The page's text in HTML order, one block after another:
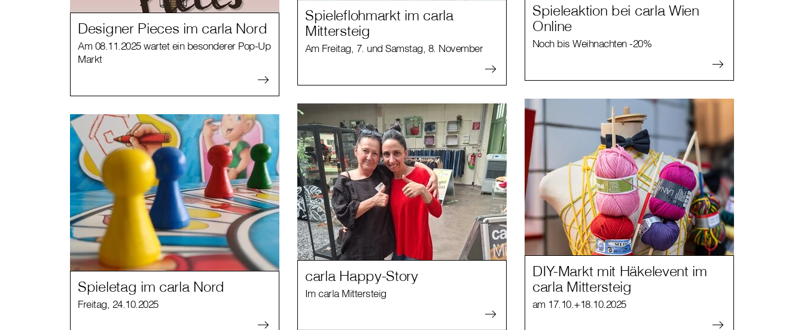
Designer Pieces im carla Nord
Am 08.11.2025 wartet ein besonderer Pop-Up
Markt
Spieleflohmarkt im carla
Mittersteig
Am Freitag, 7. und Samstag, 8. November
Spieleaktion bei carla Wien
Online
Noch bis Weihnachten -20%
Spieletag im carla Nord
Freitag, 24.10.2025
carla Happy-Story
Im carla Mittersteig
DIY-Markt mit Häkelevent im
carla Mittersteig
am 17.10.+18.10.2025